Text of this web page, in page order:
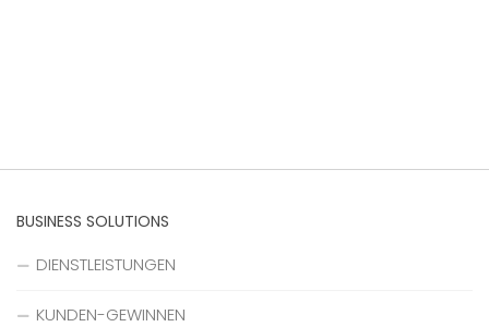
BUSINESS SOLUTIONS
DIENSTLEISTUNGEN
KUNDEN-GEWINNEN